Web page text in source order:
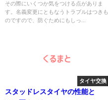
その際にいくつか気をつける点がありま
す。名義変更にともなうトラブルはつきも
のですので、防ぐためにもしっ...
タイヤ交換
スタッドレスタイヤの性能と